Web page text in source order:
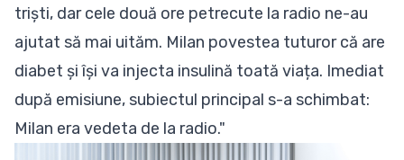
triști, dar cele două ore petrecute la radio ne-au
ajutat să mai uităm. Milan povestea tuturor că are
diabet și își va injecta insulină toată viața. Imediat
după emisiune, subiectul principal s-a schimbat:
Milan era vedeta de la radio."